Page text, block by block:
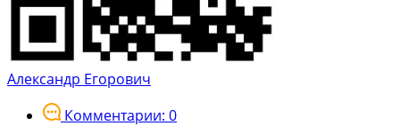
Александр Егорович
Комментарии: 0